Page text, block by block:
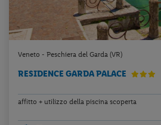
Veneto - Peschiera del Garda (VR)
RESIDENCE GARDA PALACE
affitto + utilizzo della piscina scoperta